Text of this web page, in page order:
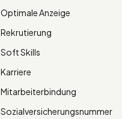
Optimale Anzeige
Rekrutierung
Soft Skills
Karriere
Mitarbeiterbindung
Sozialversicherungsnummer